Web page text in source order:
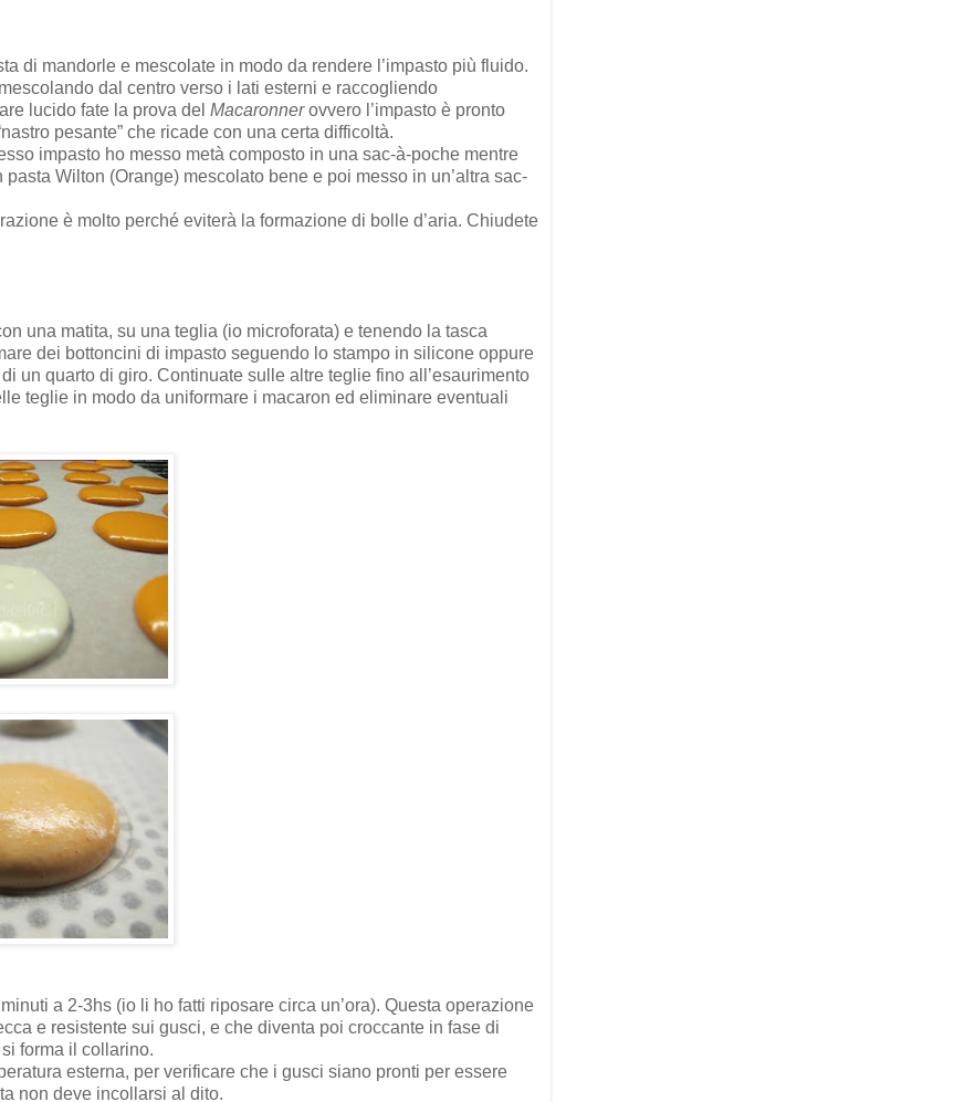
di mandorle e mescolate in modo da rendere l’impasto più fluido.
dal centro verso i lati esterni e raccogliendo
lucido fate la prova del Macaronnerovvero l’impasto è pronto
pesante” che ricade con una certa difficoltà.
impasto ho messo metà composto in una sac-à-poche mentre
Wilton (Orange) mescolato bene e poi messo in un’altra sac-
è molto perché eviterà la formazione di bolle d’aria. Chiudete
una matita, su una teglia (io microforata) e tenendo la tasca
dei bottoncini di impasto seguendo lo stampo in silicone oppure
un quarto di giro. Continuate sulle altre teglie fino all’esaurimento
teglie in modo da uniformare i macaron ed eliminare eventuali
a 2-3hs (io li ho fatti riposare circa un’ora). Questa operazione
e resistente sui gusci, e che diventa poi croccante in fase di
forma il collarino.
esterna, per verificare che i gusci siano pronti per essere
non deve incollarsi al dito.